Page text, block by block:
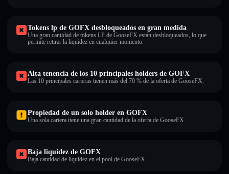
Tokens lp de GOFX desbloqueados en gran medida
Una gran cantidad de tokens LP de GooseFX están desbloqueados, lo que
permite retirar la liquidez en cualquier momento.
Alta tenencia de los 10 principales holders de GOFX
Las 10 principales carteras tienen más del 70 % de la oferta de GooseFX.
Propiedad de un solo holder en GOFX
Una sola cartera tiene una gran cantidad de la oferta de GooseFX.
Baja liquidez de GOFX
Baja cantidad de liquidez en el pool de GooseFX.